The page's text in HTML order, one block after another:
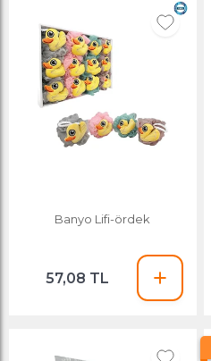
Banyo Lifi-ördek
57,08 TL